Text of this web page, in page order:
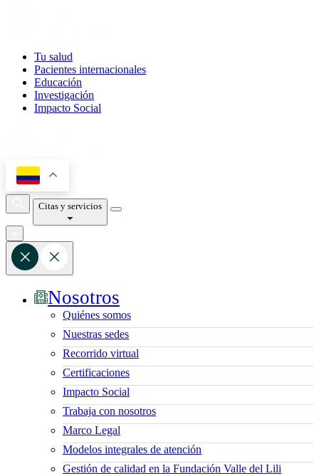
Tu salud
Pacientes internacionales
Educación
Investigación
Impacto Social
Citas y servicios
Nosotros
Quiénes somos
Nuestras sedes
Recorrido virtual
Certificaciones
Impacto Social
Trabaja con nosotros
Marco Legal
Modelos integrales de atención
Gestión de calidad en la Fundación Valle del Lili